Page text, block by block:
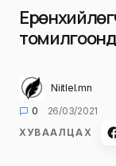
Niitlel.mn
0
26/03/2021
ХУВААЛЦАХ